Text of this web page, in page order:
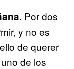
Por dos
y no es
de querer
de los